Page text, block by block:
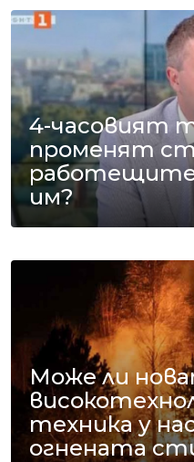
4-часовият
променят
им?
Може ли
техника у
огнената